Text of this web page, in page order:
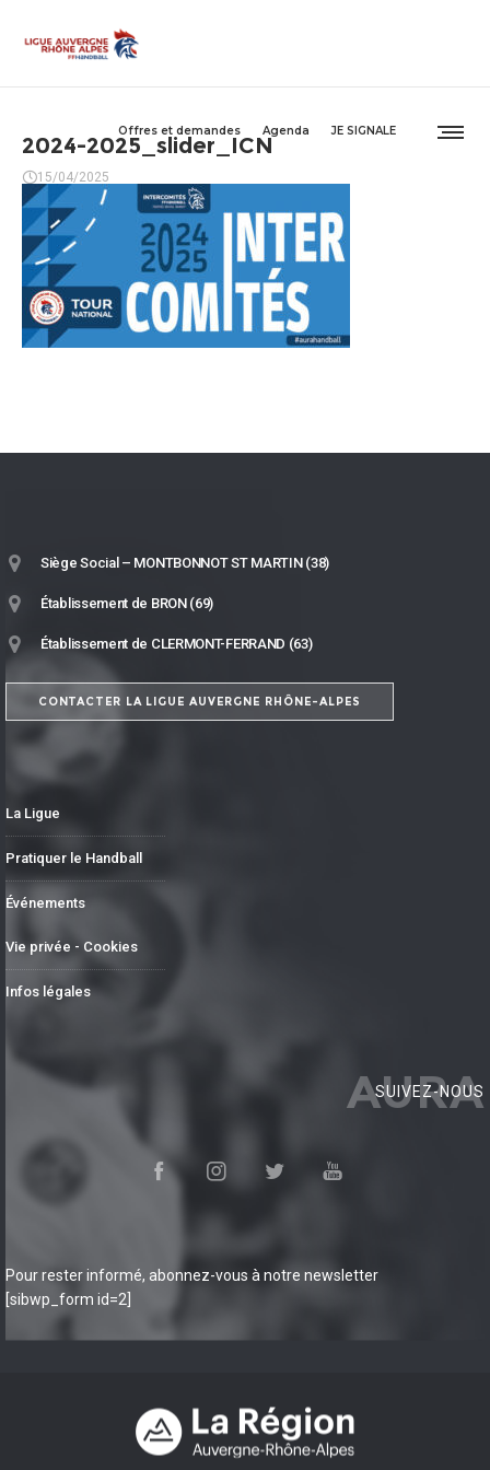
Offres et demandes Agenda JE SIGNALE
2024-2025_slider_ICN
15/04/2025
Siège Social – MONTBONNOT ST MARTIN (38)
Établissement de BRON (69)
Établissement de CLERMONT-FERRAND (63)
CONTACTER LA LIGUE AUVERGNE RHÔNE-ALPES
La Ligue
Pratiquer le Handball
Événements
Vie privée - Cookies
Infos légales
AURA
SUIVEZ-NOUS
Pour rester informé, abonnez-vous à notre newsletter
[sibwp_form id=2]